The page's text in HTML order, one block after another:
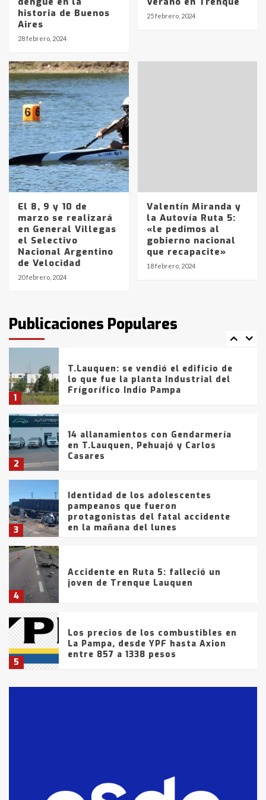
historia de Buenos
Aires
28 febrero, 2024
25 febrero, 2024
El 8, 9 y 10 de
marzo se realizará
en General Villegas
el Selectivo
Nacional Argentino
de Velocidad
20 febrero, 2024
Valentín Miranda y
la Autovía Ruta 5:
«le pedimos al
gobierno nacional
que recapacite»
18 febrero, 2024
Publicaciones Populares
3
en la mañana del lunes
4
Accidente en Ruta 5: falleció un
joven de Trenque Lauquen
Los precios de los combustibles en
La Pampa, desde YPF hasta Axion
entre 857 a 1338 pesos
6
La Bolsa de Cereales de Bahía
Blanca anticipa que Agosto vendrá
con lluvias y heladas, en gran parte
de la provincia
fueron detenidos por
comercialización de drogas en la
tarde del sábado
1
T.Lauquen: se vendió el edificio de
lo que fue la planta Industrial del
Frígorífico Indio Pampa
2
14 allanamientos con Gendarmería
en T.Lauquen, Pehuajó y Carlos
Casares
3
Identidad de los adolescentes
pampeanos que fueron
protagonistas del fatal accidente
en la mañana del lunes
4
Accidente en Ruta 5: falleció un
joven de Trenque Lauquen
5
Los precios de los combustibles en
La Pampa, desde YPF hasta Axion
entre 857 a 1338 pesos
fueron detenidos por
comercialización de drogas en la